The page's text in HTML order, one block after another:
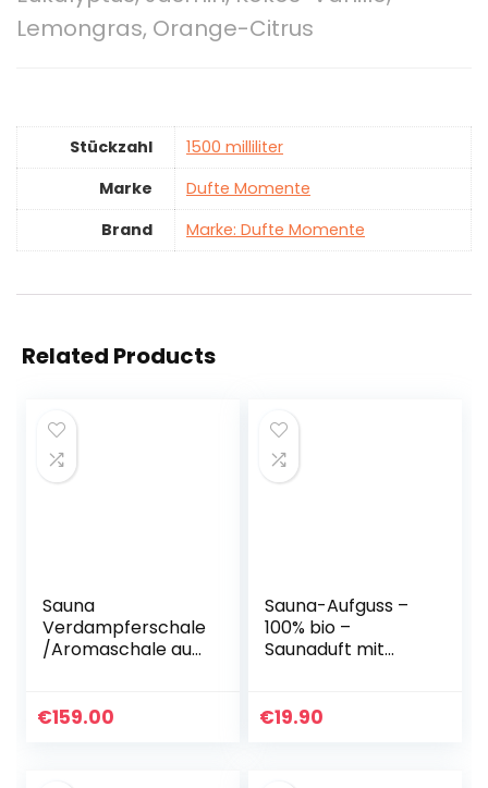
Lemongras, Orange-Citrus
Stückzahl
‎1500 milliliter
Marke
‎Dufte Momente
Brand
Marke: Dufte Momente
Related Products
Sauna
Verdampferschale
/Aromaschale aus
Mentholkristalle –
€159.00
Sauna-Aufguss –
100% bio –
Saunaduft mit
für Saunaaufgüsse
€19.90